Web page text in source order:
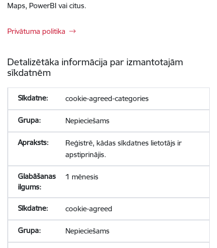
Maps, PowerBI vai citus.
Privātuma politika
Detalizētāka informācija par izmantotajām
sīkdatnēm
cookie-agreed-categories
Nepieciešams
Reģistrē, kādas sīkdatnes lietotājs ir
apstiprinājis.
1 mēnesis
cookie-agreed
Nepieciešams